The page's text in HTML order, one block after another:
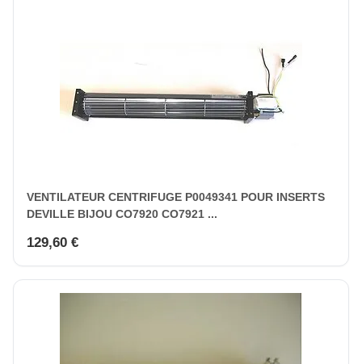
VENTILATEUR CENTRIFUGE P0049341 POUR INSERTS
DEVILLE BIJOU CO7920 CO7921 ...
129,60 €